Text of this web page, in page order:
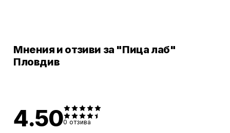
Мнения и отзиви за "Пица лаб"
Пловдив
4.500 отзива